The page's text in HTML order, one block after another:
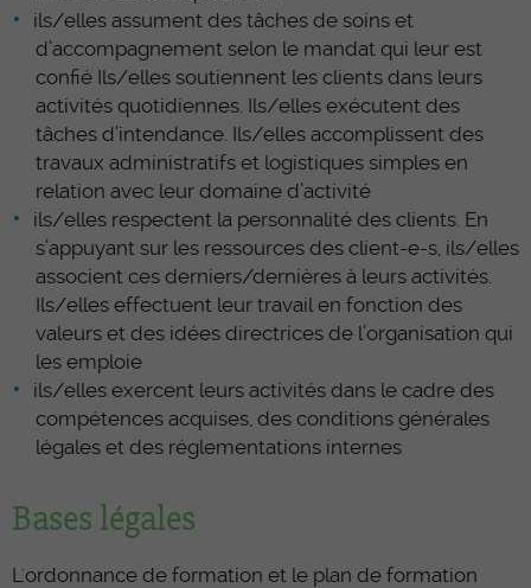
ils/elles assument des tâches de soins et
d’accompagnement selon le mandat qui leur est
confié Ils/elles soutiennent les clients dans leurs
activités quotidiennes. Ils/elles exécutent des
tâches d’intendance. Ils/elles accomplissent des
travaux administratifs et logistiques simples en
relation avec leur domaine d’activité
ils/elles respectent la personnalité des clients. En
s’appuyant sur les ressources des client-e-s, ils/elles
associent ces derniers/dernières à leurs activités.
Ils/elles effectuent leur travail en fonction des
valeurs et des idées directrices de l’organisation qui
les emploie
ils/elles exercent leurs activités dans le cadre des
compétences acquises, des conditions générales
légales et des réglementations internes
Bases légales
L'ordonnance de formation et le plan de formation